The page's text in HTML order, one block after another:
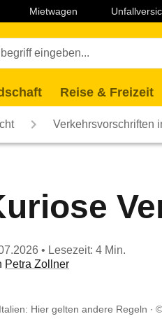
Mietwagen
Reise & Freizeit
Verkehrsvorschriften
• Lesezeit: 4 Min.
Petra Zollner
Hier gelten andere Regeln